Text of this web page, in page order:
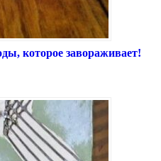
которое завораживает!